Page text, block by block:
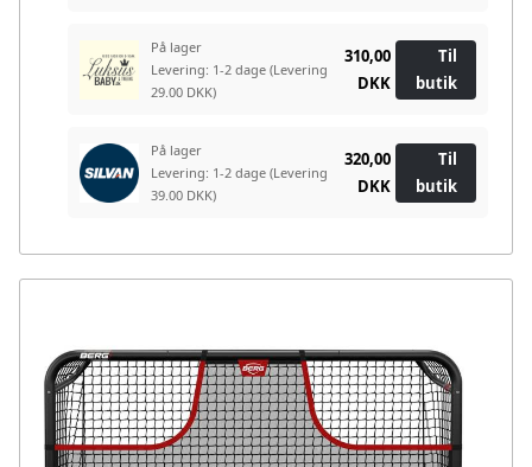
På lager
Levering: 1-2 dage (Levering
29.00 DKK)
310,00
DKK
Til
butik
På lager
Levering: 1-2 dage (Levering
39.00 DKK)
320,00
DKK
Til
butik